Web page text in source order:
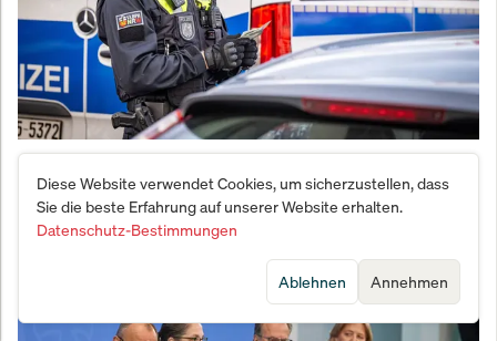
Asylunterkunft bricht das System der organisierten
Sozial-Abzocke
Diese Website verwendet Cookies, um sicherzustellen, dass
Sie die beste Erfahrung auf unserer Website erhalten.
Datenschutz-Bestimmungen
Annehmen
Ablehnen